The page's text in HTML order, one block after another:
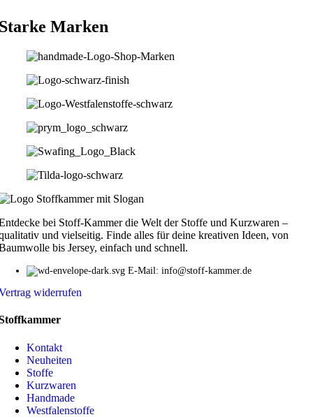
Marken
bei Stoff-Kammer die Welt der Stoffe und Kurzwaren –
und vielseitig. Finde alles für deine kreativen Ideen, von
bis Jersey, einfach und schnell.
E-Mail: info@stoff-kammer.de
widerrufen
Kontakt
Neuheiten
Stoffe
Kurzwaren
Handmade
Westfalenstoffe